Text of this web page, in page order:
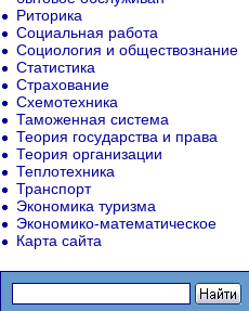
Риторика
Социальная работа
Социология и обществознание
Статистика
Страхование
Схемотехника
Таможенная система
Теория государства и права
Теория организации
Теплотехника
Транспорт
Экономика туризма
Экономико-математическое
Карта сайта